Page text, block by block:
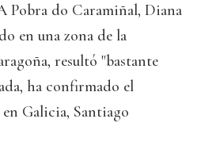
Pobra do Caramiñal, Diana
en una zona de la
resultó "bastante
ha confirmado el
Galicia, Santiago